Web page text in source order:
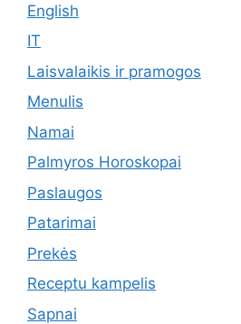
English
IT
Laisvalaikis ir pramogos
Menulis
Namai
Palmyros Horoskopai
Paslaugos
Patarimai
Prekės
Receptu kampelis
Sapnai